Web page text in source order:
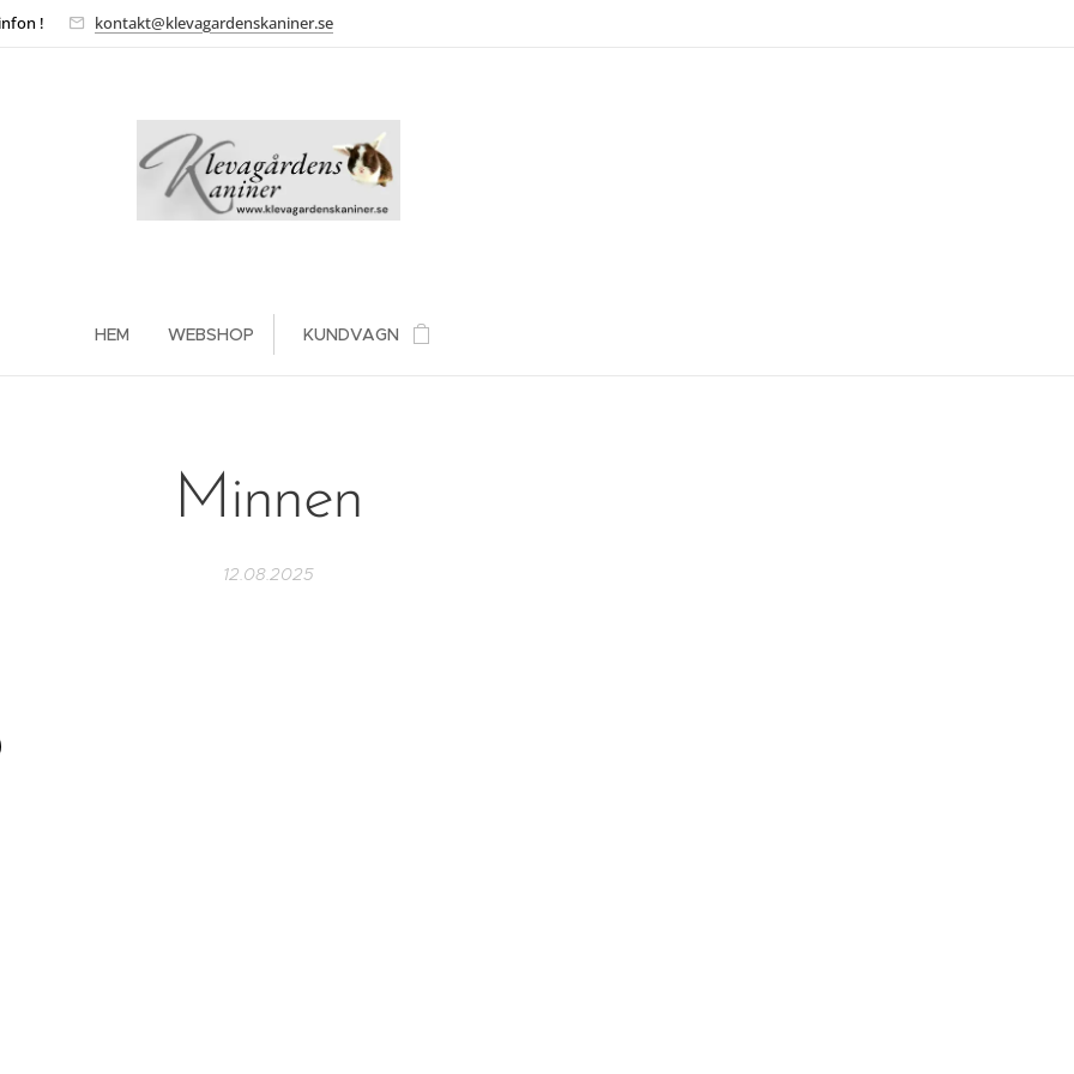
! kontakt@klevagardenskaniner.se
HEM WEBSHOP KUNDVAGN
Minnen
12.08.2025